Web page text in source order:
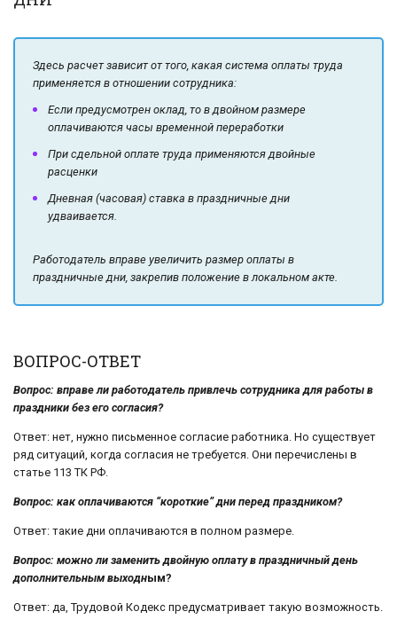
Здесь расчет зависит от того, какая система оплаты труда
применяется в отношении сотрудника:
Если предусмотрен оклад, то в двойном размере
оплачиваются часы временной переработки
При сдельной оплате труда применяются двойные
расценки
Дневная (часовая) ставка в праздничные дни
удваивается.
Работодатель вправе увеличить размер оплаты в
праздничные дни, закрепив положение в локальном акте.
ВОПРОС-ОТВЕТ
Вопрос: вправе ли работодатель привлечь сотрудника для работы в
праздники без его согласия?
Ответ: нет, нужно письменное согласие работника. Но существует
ряд ситуаций, когда согласия не требуется. Они перечислены в
статье 113 ТК РФ.
Вопрос: как оплачиваются “короткие” дни перед праздником?
Ответ: такие дни оплачиваются в полном размере.
Вопрос: можно ли заменить двойную оплату в праздничный день
дополнительным выходным?
Ответ: да, Трудовой Кодекс предусматривает такую возможность.